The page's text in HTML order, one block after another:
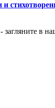
- загляните в